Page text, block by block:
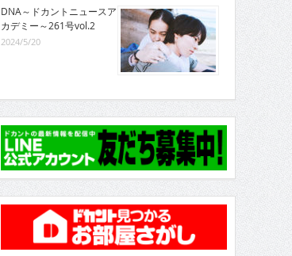
DNA～ドカントニュースア
カデミー～261号vol.2
2024/5/20